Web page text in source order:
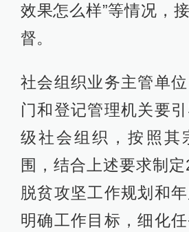
效果怎么样”等情况，
督。
社会组织业务主管单
门和登记管理机关要
级社会组织，按照其
围，结合上述要求制
脱贫攻坚工作规划和年
明确工作目标，细化